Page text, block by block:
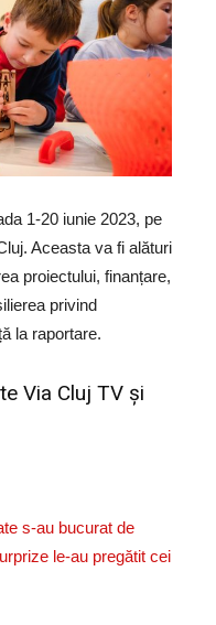
1-20 iunie 2023, pe
Aceasta va fi alături
proiectului, finanțare,
privind
la raportare.
Via Cluj TV și
s-au bucurat de
le-au pregătit cei